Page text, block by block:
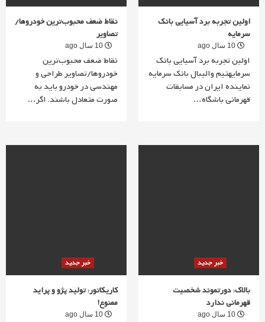
نقاط ضعف محبوب‌ترین خودروها/
تصاویر
نقاط ضعف محبوب‌ترین
خودروها/تصاویر طراحی و
مهندسی در خودرو باید به
صورت متعادل باشند. اگر…
اولین تجربه برد آسیایی بانک
سرمایه
اولین تجربه برد آسیایی بانک
سرمایهتیم والیبال بانک سرمایه
نماینده ایران در مسابقات
قهرمانی باشگاه…
خبر جدید
کاریکاتور: تولید پژو و پراید
ممنوع!
خبر جدید
بالاک: دورتموند شخصیت
قهرمانی ندارد